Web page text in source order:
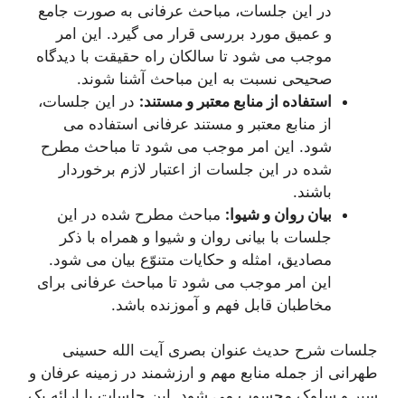
در این جلسات، مباحث عرفانی به صورت جامع
و عمیق مورد بررسی قرار می گیرد. این امر
موجب می شود تا سالکان راه حقیقت با دیدگاه
صحیحی نسبت به این مباحث آشنا شوند.
استفاده از منابع معتبر و مستند: در این جلسات،
از منابع معتبر و مستند عرفانی استفاده می
شود. این امر موجب می شود تا مباحث مطرح
شده در این جلسات از اعتبار لازم برخوردار
باشند.
بیان روان و شیوا: مباحث مطرح شده در این
جلسات با بیانی روان و شیوا و همراه با ذکر
مصادیق، امثله و حکایات متنوّع بیان می شود.
این امر موجب می شود تا مباحث عرفانی برای
مخاطبان قابل فهم و آموزنده باشد.
جلسات شرح حدیث عنوان بصری آیت الله حسینی
طهرانی از جمله منابع مهم و ارزشمند در زمینه عرفان و